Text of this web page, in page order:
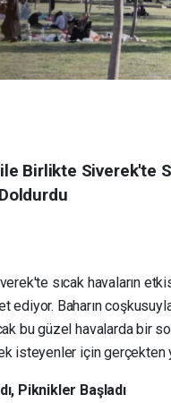
ile Birlikte Siverek'te
sıcak havaların
ediyor. Baharın
bu güzel havalarda bir
isteyenler için gerçekten
Piknikler Başladı